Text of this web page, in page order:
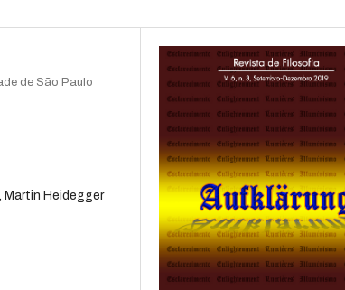
de São Paulo
Heidegger